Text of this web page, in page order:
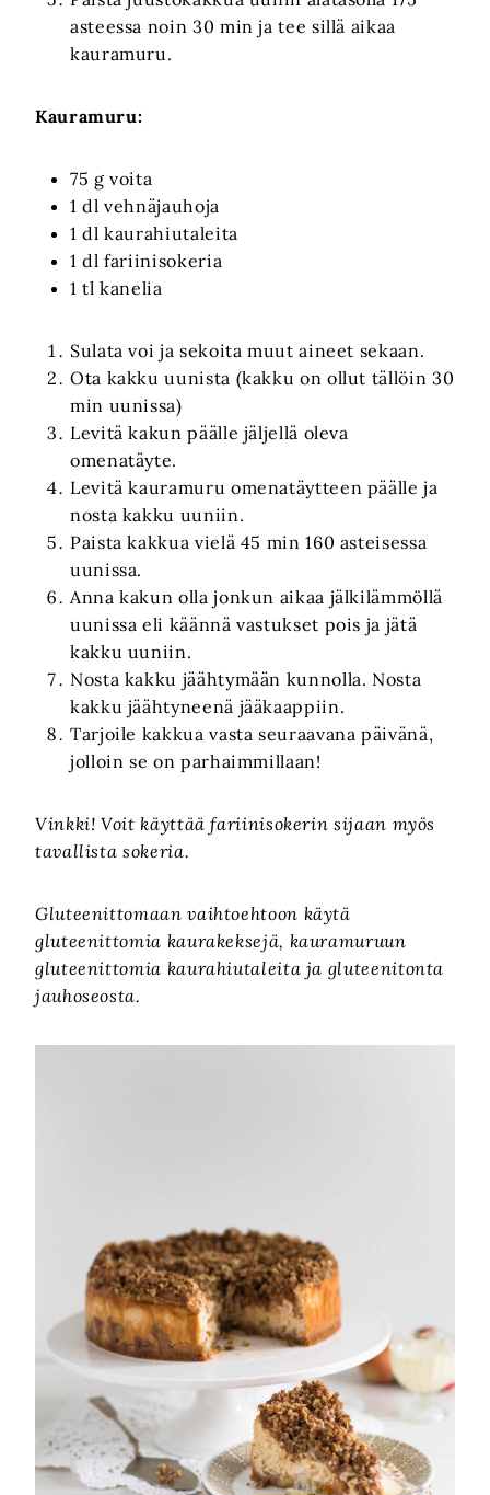
asteessa noin 30 min ja tee sillä aikaa
kauramuru.
Kauramuru:
75 g voita
1 dl vehnäjauhoja
1 dl kaurahiutaleita
1 dl fariinisokeria
1 tl kanelia
Sulata voi ja sekoita muut aineet sekaan.
Ota kakku uunista (kakku on ollut tällöin 30
min uunissa)
Levitä kakun päälle jäljellä oleva
omenatäyte.
Levitä kauramuru omenatäytteen päälle ja
nosta kakku uuniin.
Paista kakkua vielä 45 min 160 asteisessa
uunissa.
Anna kakun olla jonkun aikaa jälkilämmöllä
uunissa eli käännä vastukset pois ja jätä
kakku uuniin.
Nosta kakku jäähtymään kunnolla. Nosta
kakku jäähtyneenä jääkaappiin.
Tarjoile kakkua vasta seuraavana päivänä,
jolloin se on parhaimmillaan!
Vinkki! Voit käyttää fariinisokerin sijaan myös
tavallista sokeria.
Gluteenittomaan vaihtoehtoon käytä
gluteenittomia kaurakeksejä, kauramuruun
gluteenittomia kaurahiutaleita ja gluteenitonta
jauhoseosta.